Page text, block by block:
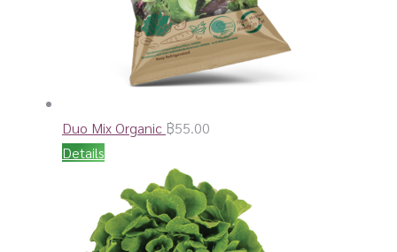
Duo Mix Organic ฿55.00
Details